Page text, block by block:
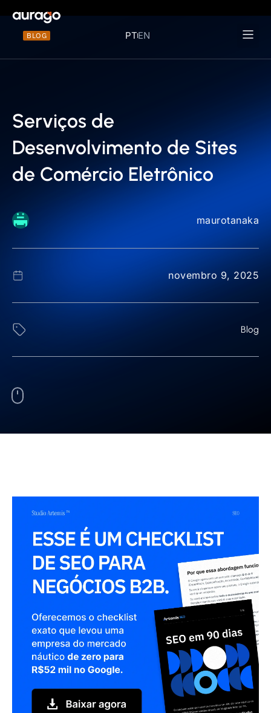
BLOG PTEN
Serviços de
Desenvolvimento de Sites
de Comércio Eletrônico
maurotanaka
novembro 9, 2025
Blog